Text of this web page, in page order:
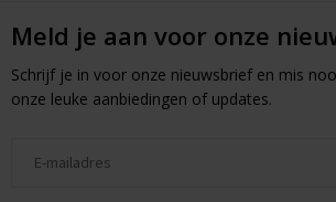
Meld je aan voor onze
Schrijf je in voor onze nieuwsbrief en mis
onze leuke aanbiedingen of updates.